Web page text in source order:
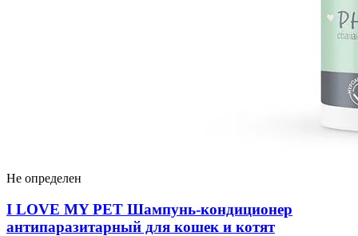
Не определен
I LOVЕ MY PET Шампунь-кондиционер
антипаразитарный для кошек и котят